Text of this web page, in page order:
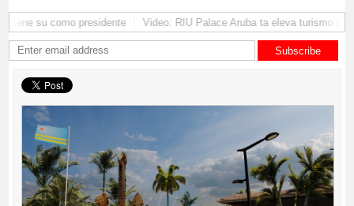
su como presidente Video: RIU Palace Aruba ta eleva turismo
Subscribe